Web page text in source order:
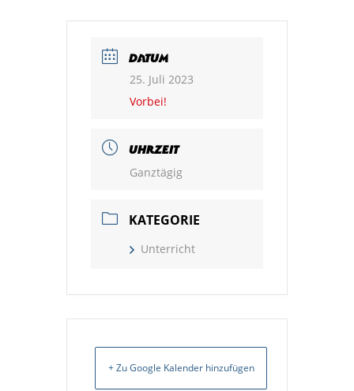
DATUM
25. Juli 2023
Vorbei!
UHRZEIT
Ganztägig
KATEGORIE
Unterricht
+ Zu Google Kalender hinzufügen